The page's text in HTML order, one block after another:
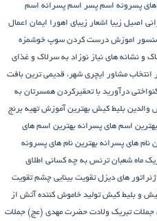
پسرونه اسم پسر اسم پسرانه اسم
اصیل زیبا اشعار زیبای اهورا ایمان اعمال
اموزش درست کردن سوپ خوشمزه
و نشانه های نیاز نوزاد به سرلاک و غذای
مشاور ایچری شهر، قدیمی ترین بافت
درآورید با تحقیرکردن همسرتان به
والدین بلیط کیش بهترین آموزش تهیه برنج
بهترین اسم های پسرانه بهترین اسم های
نام های پسرانه بهترین نام های پسرونه
ماه شعبان ترنس به چه کسانی اطلاق
های دیزل تقویت بینایی چشم تقویت
و بلیط کیش تولید خاموش کننده آتش از
جملات تبریک ولادت حضرت مهدی (عج) جملات